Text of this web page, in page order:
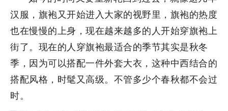
汉服，旗袍又开始进入大家的视野里，旗袍的热度
也在慢慢的上身，现在越来越多的人开始穿旗袍上
街了。现在的人穿旗袍最适合的季节其实是秋冬
季，因为可以搭配一件外套大衣，这种中西结合的
搭配风格，时髦又高级。不管多少个春秋都不会过
时。